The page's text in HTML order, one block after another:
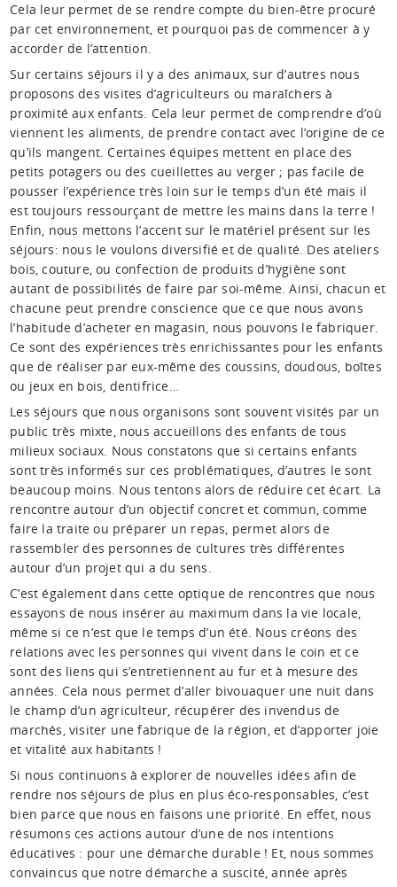
Cela leur permet de se rendre compte du bien-être procuré
par cet environnement, et pourquoi pas de commencer à y
accorder de l’attention.
Sur certains séjours il y a des animaux, sur d’autres nous
proposons des visites d’agriculteurs ou maraîchers à
proximité aux enfants. Cela leur permet de comprendre d’où
viennent les aliments, de prendre contact avec l’origine de ce
qu’ils mangent. Certaines équipes mettent en place des
petits potagers ou des cueillettes au verger ; pas facile de
pousser l’expérience très loin sur le temps d’un été mais il
est toujours ressourçant de mettre les mains dans la terre !
Enfin, nous mettons l’accent sur le matériel présent sur les
séjours: nous le voulons diversifié et de qualité. Des ateliers
bois, couture, ou confection de produits d’hygiène sont
autant de possibilités de faire par soi-même. Ainsi, chacun et
chacune peut prendre conscience que ce que nous avons
l’habitude d’acheter en magasin, nous pouvons le fabriquer.
Ce sont des expériences très enrichissantes pour les enfants
que de réaliser par eux-même des coussins, doudous, boîtes
ou jeux en bois, dentifrice…
Les séjours que nous organisons sont souvent visités par un
public très mixte, nous accueillons des enfants de tous
milieux sociaux. Nous constatons que si certains enfants
sont très informés sur ces problématiques, d’autres le sont
beaucoup moins. Nous tentons alors de réduire cet écart. La
rencontre autour d’un objectif concret et commun, comme
faire la traite ou préparer un repas, permet alors de
rassembler des personnes de cultures très différentes
autour d’un projet qui a du sens.
C’est également dans cette optique de rencontres que nous
essayons de nous insérer au maximum dans la vie locale,
même si ce n’est que le temps d’un été. Nous créons des
relations avec les personnes qui vivent dans le coin et ce
sont des liens qui s’entretiennent au fur et à mesure des
années. Cela nous permet d’aller bivouaquer une nuit dans
le champ d’un agriculteur, récupérer des invendus de
marchés, visiter une fabrique de la région, et d’apporter joie
et vitalité aux habitants !
Si nous continuons à explorer de nouvelles idées afin de
rendre nos séjours de plus en plus éco-responsables, c’est
bien parce que nous en faisons une priorité. En effet, nous
résumons ces actions autour d’une de nos intentions
éducatives : pour une démarche durable ! Et, nous sommes
convaincus que notre démarche a suscité, année après